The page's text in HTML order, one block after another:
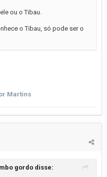
ou o Tibau.
o Tibau, só pode ser o
Martins
gordo disse: